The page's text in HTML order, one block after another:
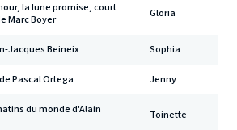
la lune promise, court
Marc Boyer
Gloria
Jacques Beineix Sophia
Pascal Ortega Jenny
du monde d'Alain
Toinette